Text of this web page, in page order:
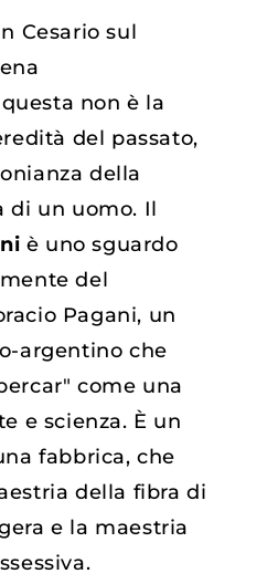
Cesario sul
questa non è la
del passato,
della
di un uomo. Il
è uno sguardo
del
Pagani, un
argentino che
come una
e scienza. È un
fabbrica, che
della fibra di
e la maestria